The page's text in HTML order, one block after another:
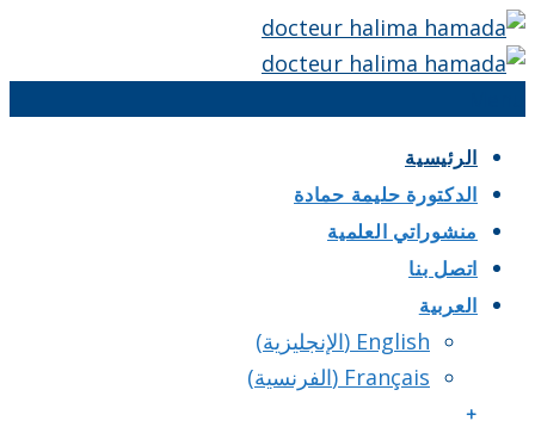
الرئيسية
الدكتورة حليمة حمادة
منشوراتي العلمية
اتصل بنا
العربية
English
(الإنجليزية)
Français
(الفرنسية)
+